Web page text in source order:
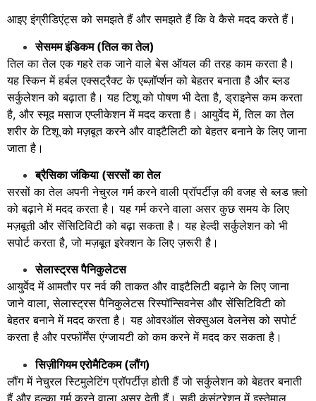
आइए इंग्रीडिएंट्स को समझते हैं और समझते हैं कि वे कैसे मदद करते हैं।
सेसमम इंडिकम (तिल का तेल)
तिल का तेल एक गहरे तक जाने वाले बेस ऑयल की तरह काम करता है।
यह स्किन में हर्बल एक्सट्रैक्ट के एब्ज़ॉर्प्शन को बेहतर बनाता है और ब्लड
सर्कुलेशन को बढ़ाता है। यह टिशू को पोषण भी देता है, ड्राइनेस कम करता
है, और स्मूद मसाज एप्लीकेशन में मदद करता है। आयुर्वेद में, तिल का तेल
शरीर के टिशू को मज़बूत करने और वाइटैलिटी को बेहतर बनाने के लिए जाना
जाता है।
ब्रैसिका जंकिया (सरसों का तेल
सरसों का तेल अपनी नेचुरल गर्म करने वाली प्रॉपर्टीज़ की वजह से ब्लड फ़्लो
को बढ़ाने में मदद करता है। यह गर्म करने वाला असर कुछ समय के लिए
मज़बूती और सेंसिटिविटी को बढ़ा सकता है। यह हेल्दी सर्कुलेशन को भी
सपोर्ट करता है, जो मज़बूत इरेक्शन के लिए ज़रूरी है।
सेलास्ट्रस पैनिकुलेटस
आयुर्वेद में आमतौर पर नर्व की ताकत और वाइटैलिटी बढ़ाने के लिए जाना
जाने वाला, सेलास्ट्रस पैनिकुलेटस रिस्पॉन्सिवनेस और सेंसिटिविटी को
बेहतर बनाने में मदद करता है। यह ओवरऑल सेक्सुअल वेलनेस को सपोर्ट
करता है और परफॉर्मेंस एंग्जायटी को कम करने में मदद कर सकता है।
सिज़ीगियम एरोमैटिकम (लौंग)
लौंग में नेचुरल स्टिमुलेटिंग प्रॉपर्टीज़ होती हैं जो सर्कुलेशन को बेहतर बनाती
हैं और हल्का गर्म करने वाला असर देती हैं। सही कंसंट्रेशन में इस्तेमाल